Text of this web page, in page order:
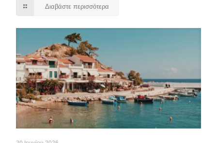
Διαβάστε περισσότερα